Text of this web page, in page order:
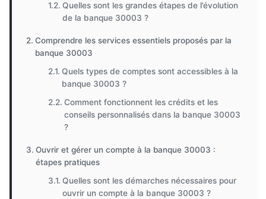
Quelles sont les grandes étapes de l’évolution
de la banque 30003 ?
Comprendre les services essentiels proposés par la
banque 30003
Quels types de comptes sont accessibles à la
banque 30003 ?
Comment fonctionnent les crédits et les
conseils personnalisés dans la banque 30003
?
Ouvrir et gérer un compte à la banque 30003 :
étapes pratiques
Quelles sont les démarches nécessaires pour
ouvrir un compte à la banque 30003 ?